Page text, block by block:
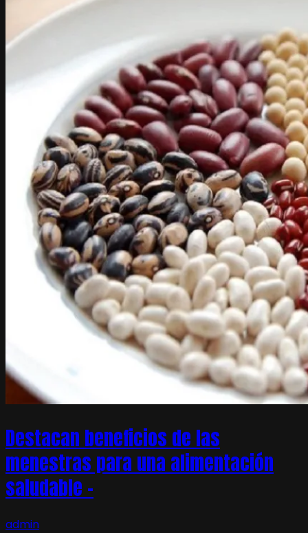
Destacan beneficios de las
menestras para una alimentación
saludable –
admin